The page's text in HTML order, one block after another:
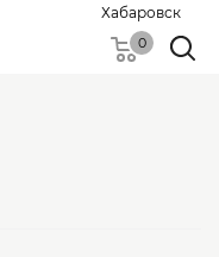
Хабаровск
0